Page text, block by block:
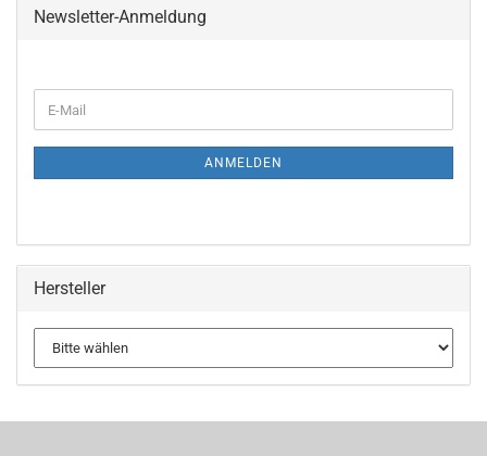
Newsletter-Anmeldung
ANMELDEN
Hersteller